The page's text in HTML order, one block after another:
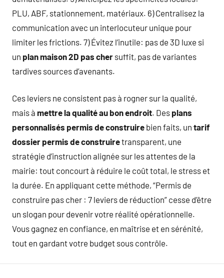
PLU, ABF, stationnement, matériaux. 6) Centralisez la
communication avec un interlocuteur unique pour
limiter les frictions. 7) Évitez l’inutile: pas de 3D luxe si
un plan maison 2D pas cher suffit, pas de variantes
tardives sources d’avenants.
Ces leviers ne consistent pas à rogner sur la qualité,
mais à mettre la qualité au bon endroit. Des plans
personnalisés permis de construire bien faits, un tarif
dossier permis de construiretransparent, une
stratégie d’instruction alignée sur les attentes de la
mairie: tout concourt à réduire le coût total, le stress et
la durée. En appliquant cette méthode, “Permis de
construire pas cher : 7 leviers de réduction” cesse d’être
un slogan pour devenir votre réalité opérationnelle.
Vous gagnez en confiance, en maîtrise et en sérénité,
tout en gardant votre budget sous contrôle.